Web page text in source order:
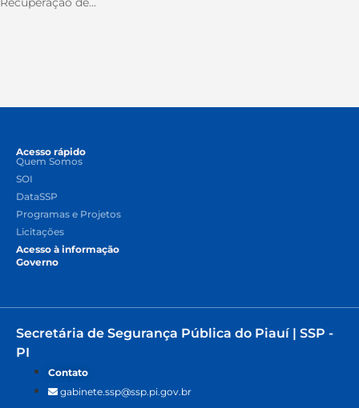
Acesso rápido
Quem Somos
SOI
DataSSP
Programas e Projetos
Licitações
Acesso à informação
Governo
Secretária de Segurança Pública do Piauí | SSP -
PI
Contato
gabinete.ssp@ssp.pi.gov.br